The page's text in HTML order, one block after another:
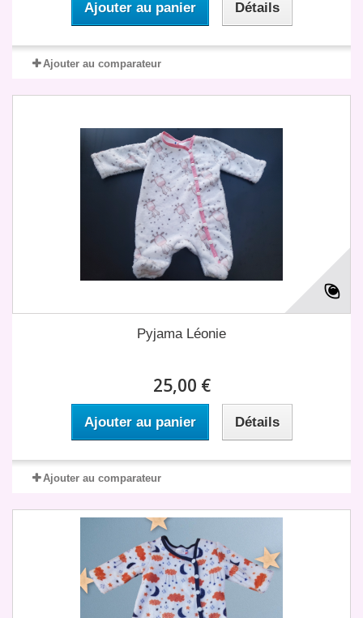
Ajouter au panier Détails
Ajouter au comparateur
Pyjama Léonie
25,00 €
Ajouter au panier Détails
Ajouter au comparateur